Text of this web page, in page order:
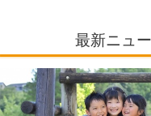
最新ニュ